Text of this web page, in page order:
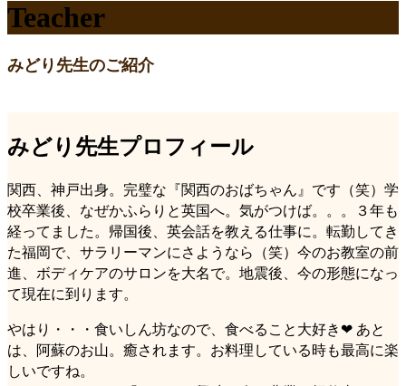
Teacher
みどり先生のご紹介
みどり先生プロフィール
関西、神戸出身。完璧な『関西のおばちゃん』です（笑）学
校卒業後、なぜかふらりと英国へ。気がつけば。。。３年も
経ってました。帰国後、英会話を教える仕事に。転勤してき
た福岡で、サラリーマンにさようなら（笑）今のお教室の前
進、ボディケアのサロンを大名で。地震後、今の形態になっ
て現在に到ります。
やはり・・・食いしん坊なので、食べること大好き❤ あと
は、阿蘇のお山。癒されます。お料理している時も最高に楽
しいですね。